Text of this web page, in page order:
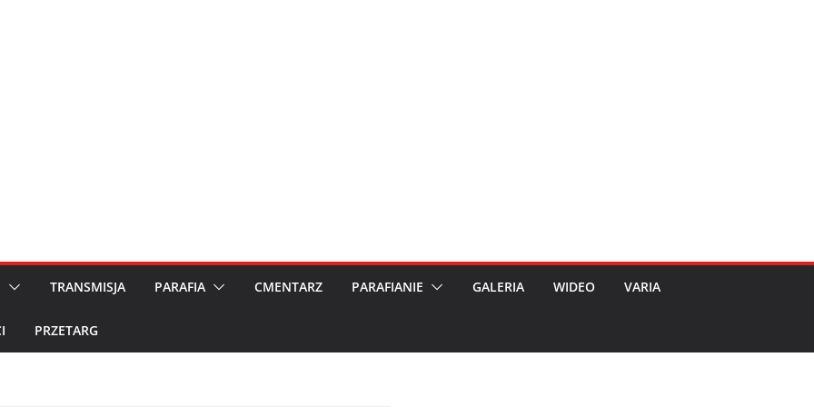
TRANSMISJA PARAFIA CMENTARZ PARAFIANIE GALERIA WIDEO VARIA
PRZETARG